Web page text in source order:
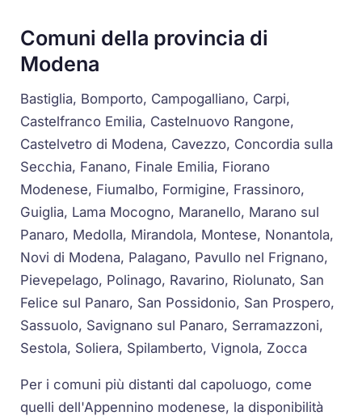
Comuni della provincia di
Modena
Bastiglia, Bomporto, Campogalliano, Carpi,
Castelfranco Emilia, Castelnuovo Rangone,
Castelvetro di Modena, Cavezzo, Concordia sulla
Secchia, Fanano, Finale Emilia, Fiorano
Modenese, Fiumalbo, Formigine, Frassinoro,
Guiglia, Lama Mocogno, Maranello, Marano sul
Panaro, Medolla, Mirandola, Montese, Nonantola,
Novi di Modena, Palagano, Pavullo nel Frignano,
Pievepelago, Polinago, Ravarino, Riolunato, San
Felice sul Panaro, San Possidonio, San Prospero,
Sassuolo, Savignano sul Panaro, Serramazzoni,
Sestola, Soliera, Spilamberto, Vignola, Zocca
Per i comuni più distanti dal capoluogo, come
quelli dell'Appennino modenese, la disponibilità